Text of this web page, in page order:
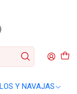
Y NAVAJAS
7 pulgadas